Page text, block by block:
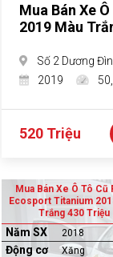
Mua Bán Xe
2019 Màu
Số 2 Dương
2019
520 Triệu
Mua Bán Xe Ô Tô Cũ
Ecosport Titanium
Trắng 430 Triệu
Năm SX 2018
Động cơ Xăng